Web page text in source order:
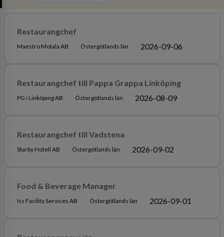
Restaurangchef
Maestro Motala AB Östergötlands län 2026-09-06
Restaurangchef till Pappa Grappa Linköping
PG i Linköping AB Östergötlands län 2026-08-09
Restaurangchef till Vadstena
Starby Hotell AB Östergötlands län 2026-09-02
Food & Beverage Manager
Iss Facility Services AB Östergötlands län 2026-09-01